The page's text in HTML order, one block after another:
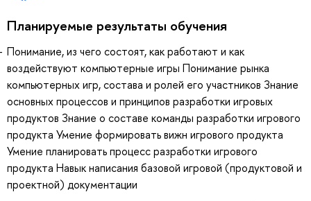
Планируемые результаты обучения
Понимание, из чего состоят, как работают и как
воздействуют компьютерные игры Понимание рынка
компьютерных игр, состава и ролей его участников Знание
основных процессов и принципов разработки игровых
продуктов Знание о составе команды разработки игрового
продукта Умение формировать вижн игрового продукта
Умение планировать процесс разработки игрового
продукта Навык написания базовой игровой (продуктовой и
проектной) документации